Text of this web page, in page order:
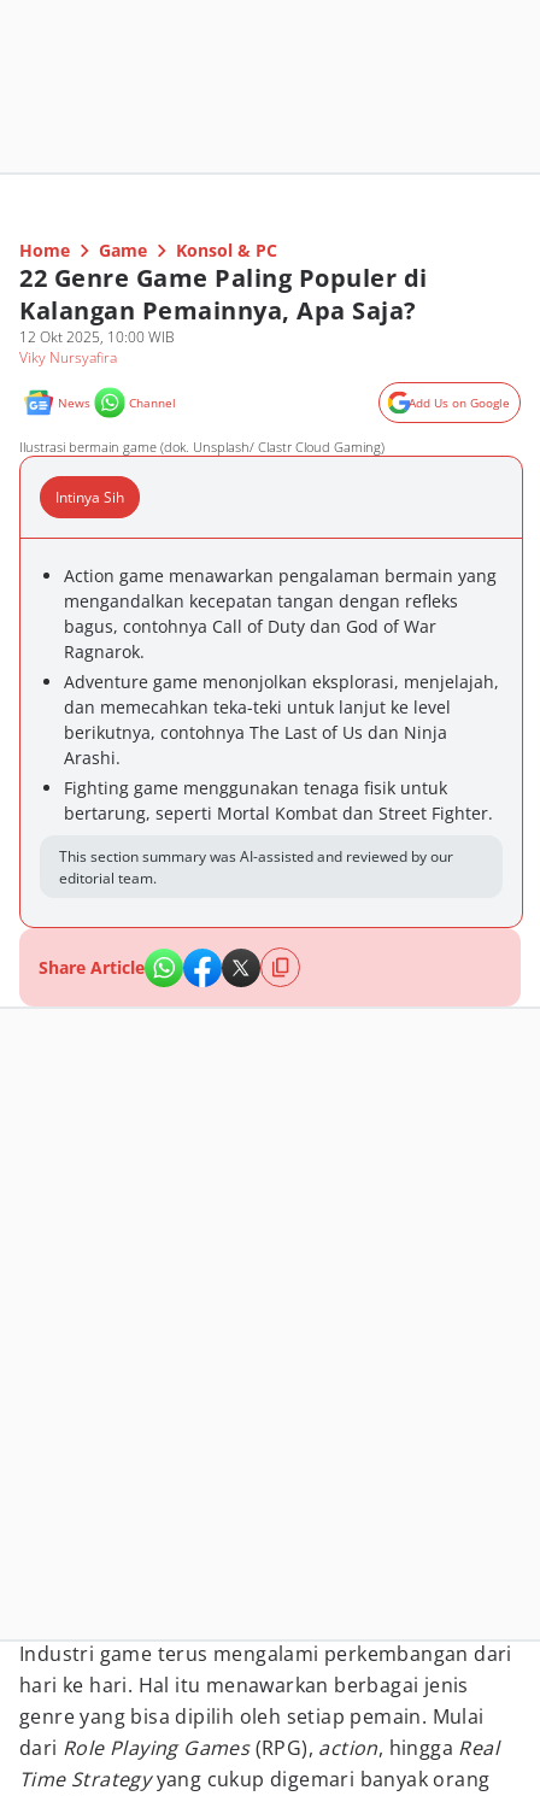
Home Game Konsol & PC
22 Genre Game Paling Populer di
Kalangan Pemainnya, Apa Saja?
12 Okt 2025, 10:00 WIB
Viky Nursyafira
News Channel Add Us on Google
Ilustrasi bermain game (dok. Unsplash/ Clastr Cloud Gaming)
Intinya Sih
Action game menawarkan pengalaman bermain yang
mengandalkan kecepatan tangan dengan refleks
bagus, contohnya Call of Duty dan God of War
Ragnarok.
Adventure game menonjolkan eksplorasi, menjelajah,
dan memecahkan teka-teki untuk lanjut ke level
berikutnya, contohnya The Last of Us dan Ninja
Arashi.
Fighting game menggunakan tenaga fisik untuk
bertarung, seperti Mortal Kombat dan Street Fighter.
This section summary was AI-assisted and reviewed by our
editorial team.
Share Article
Industri game terus mengalami perkembangan dari
hari ke hari. Hal itu menawarkan berbagai jenis
genre yang bisa dipilih oleh setiap pemain. Mulai
dari Role Playing Games(RPG), action, hingga Real
Time Strategyyang cukup digemari banyak orang